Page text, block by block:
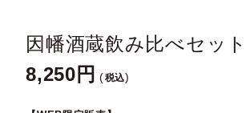
因幡酒蔵飲み比べセット
8,250 税込